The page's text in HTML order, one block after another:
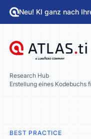
Neu! KI ganz nach
Research Hub
Erstellung eines Kodebuchs
BEST PRACTICE